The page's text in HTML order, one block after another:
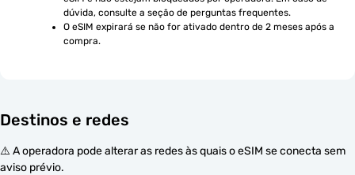
dúvida, consulte a seção de perguntas frequentes.
O eSIM expirará se não for ativado dentro de 2 meses após a
compra.
Destinos e redes
⚠️ A operadora pode alterar as redes às quais o eSIM se conecta sem
aviso prévio.